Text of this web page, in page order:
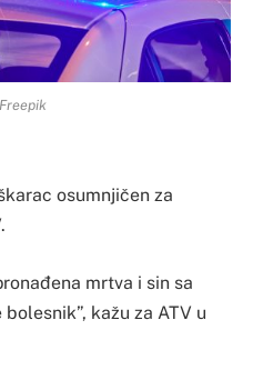
osumnjičen za
mrtva i sin sa
kažu za ATV u